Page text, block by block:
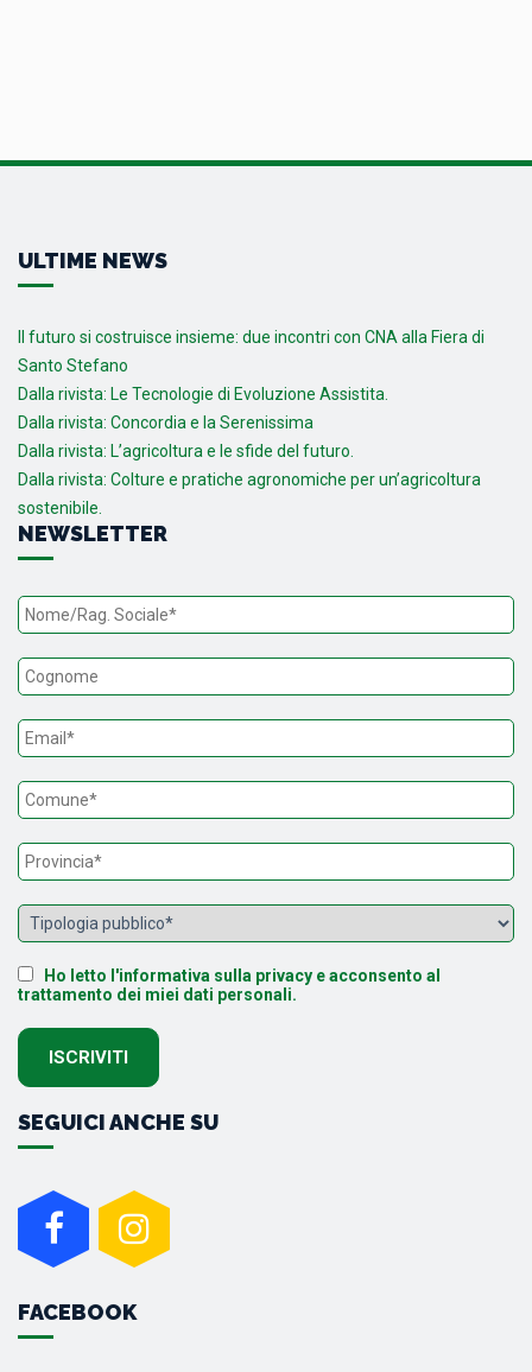
ULTIME NEWS
Il futuro si costruisce insieme: due incontri con CNA alla Fiera di
Santo Stefano
Dalla rivista: Le Tecnologie di Evoluzione Assistita.
Dalla rivista: Concordia e la Serenissima
Dalla rivista: L’agricoltura e le sfide del futuro.
Dalla rivista: Colture e pratiche agronomiche per un’agricoltura
sostenibile.
NEWSLETTER
Ho letto l'informativa sulla privacy e acconsento al
trattamento dei miei dati personali.
SEGUICI ANCHE SU
FACEBOOK